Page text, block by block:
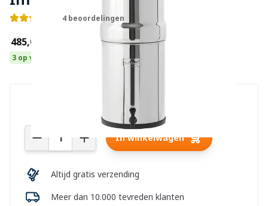
4 beoordelingen
€485,00
3 op voorraad
In winkelwagen
Altijd gratis verzending
Meer dan 10.000 tevreden klanten